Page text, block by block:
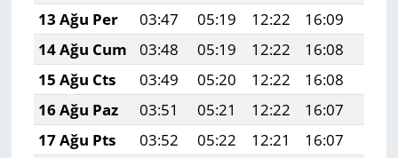
13 Ağu Per
03:47 05:19 12:22 16:09
14 Ağu Cum
03:48 05:19 12:22 16:08
15 Ağu Cts
03:49 05:20 12:22 16:08
16 Ağu Paz
03:51 05:21 12:22 16:07
17 Ağu Pts
03:52 05:22 12:21 16:07